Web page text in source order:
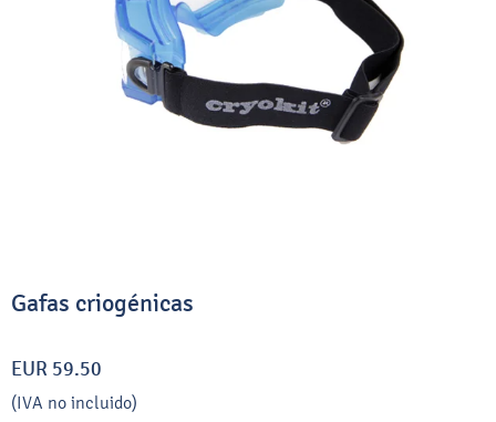
Gafas criogénicas
EUR 59.50
(IVA no incluido)